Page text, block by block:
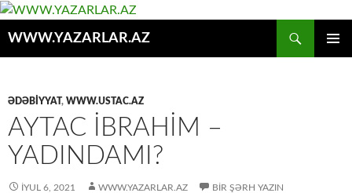
WWW.YAZARLAR.AZ
ƏDƏBİYYAT, WWW.USTAC.AZ
AYTAC İBRAHİM –
YADINDAMI?
İYUL 6, 2021 WWW.YAZARLAR.AZ BIR ŞƏRH YAZIN